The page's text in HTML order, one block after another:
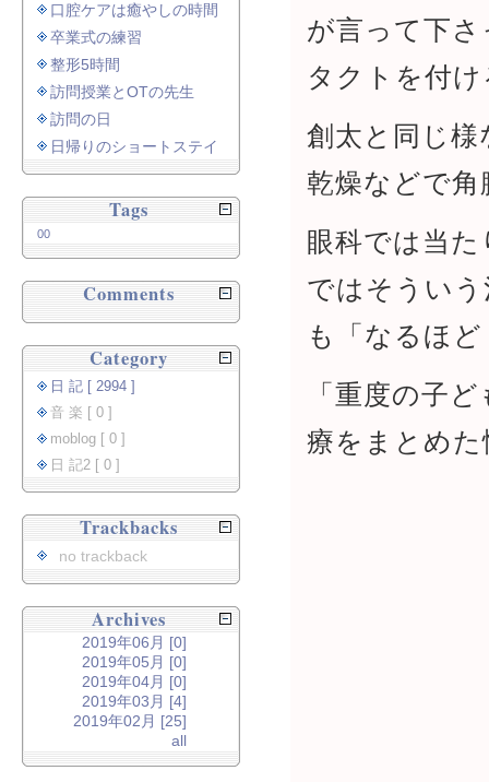
が言って下
タクトを付
創太と同じ
乾燥などで
眼科では当
ではそうい
も「なるほ
「重度の子
療をまとめ
口腔ケアは癒やしの時間
卒業式の練習
整形5時間
訪問授業とOTの先生
訪問の日
日帰りのショートステイ
Tags
00
Comments
Category
日 記 [ 2994 ]
音 楽 [ 0 ]
moblog [ 0 ]
日 記2 [ 0 ]
Trackbacks
no trackback
Archives
2019年06月 [0]
2019年05月 [0]
2019年04月 [0]
2019年03月 [4]
2019年02月 [25]
all